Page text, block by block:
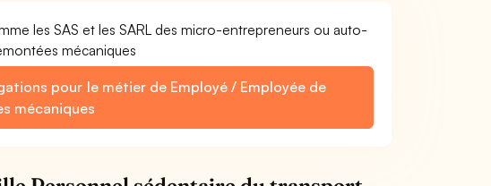
les SAS et les SARL des micro-entrepreneurs ou auto-
mécaniques
pour le métier de Employé / Employée de
mécaniques